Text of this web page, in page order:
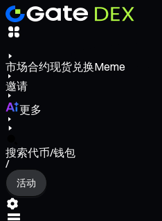
市场合约现货兑换Meme
邀请
更多
搜索代币/钱包
/
活动